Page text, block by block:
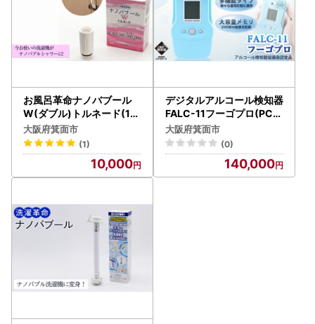
お風呂革命ナノバブール
W(ダブル)トルネード(1個
) シャワーヘッド 用 ナノ
バブル発生装置 ナノバブ
ル シャワー 交換 アダプタ
ー ナノバブル洗浄 ナノバ
ブルシャワーヘッド 【m7
ンターナショナル】
大阪府箕面市
(1)
10,000
デジタルアルコール検知器
FALC-11フーゴプロ(PC管
理用ソフト付き・通信キッ
ト付き)検査器 電気化学式
ガスセンサ 多機能 アルコ
ールセンサー アルコール
検査 飲酒検査 セルフチェ
大阪府箕面市
(0)
140,000